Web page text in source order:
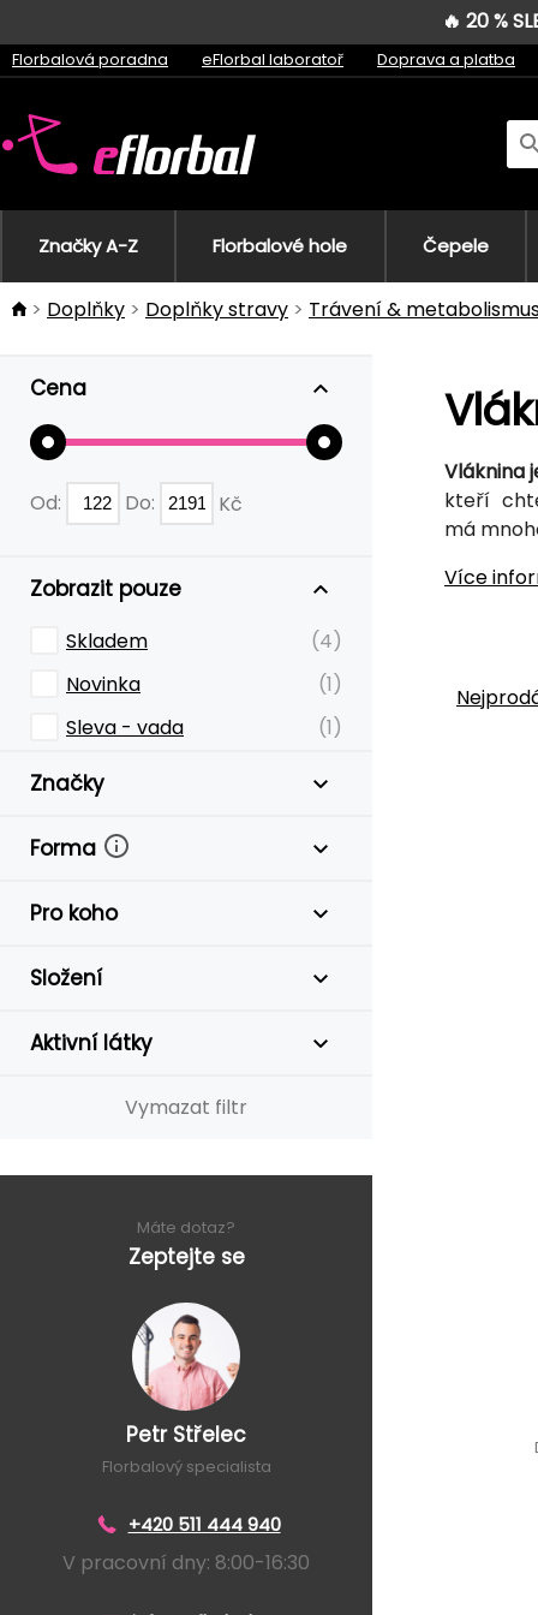
🔥 20 %
Florbalová poradna eFlorbal laboratoř Doprava a platba
Značky A-Z Florbalové hole Čepele
Doplňky Doplňky stravy Trávení &
Cena
Od: Do: Kč
Zobrazit pouze
Skladem
(4)
Novinka
(1)
Sleva - vada
(1)
Značky
Forma
Pro koho
Složení
Aktivní látky
Vymazat filtr
Máte dotaz?
Zeptejte se
Petr Střelec
Florbalový specialista
+420 511 444 940
V pracovní dny: 8:00-16:30
Vláknina
kteří
má
Více